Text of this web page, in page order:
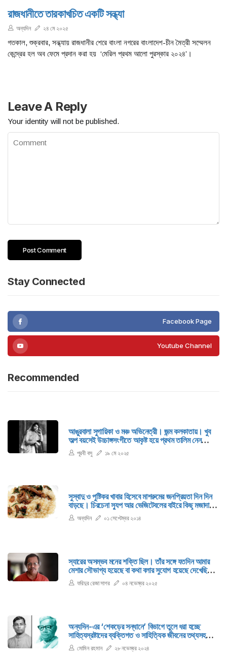
রাজধানীতে তারকাখচিত একটি সন্ধ্যা
অন্যদিন ২৪ মে ২০২৫
গতকাল, শুক্রবার, সন্ধ্যায় রাজধানীর শেরে বাংলা নগরের বাংলাদেশ-চীন মৈত্রী সম্মেলন
কেন্দ্রের হল অব ফেমে প্রদান করা হয় ‘মেরিল প্রথম আলো পুরস্কার ২০২৪’।
Leave A Reply
Your identity will not be published.
Stay Connected
Facebook Page
Youtube Channel
Recommended
আঙুরবালা সুগায়িকা ও মঞ্চ অভিনেত্রী। জন্ম কলকাতায়। খুব
অল্প বয়সেই উচ্চাঙ্গসংগীতে আকৃষ্ট হয়ে প্রথম তালিম নেন
বিখ্যাত গায়ক রামপ্রসাদ মিশ্রের কাছে।
পূরবী বসু ১৯ মে ২০২৫
সুস্বাদু ও পুষ্টিকর খাবার হিসেবে মাশরুমের জনপ্রিয়তা দিন দিন
বাড়ছে। চিরচেনা স্যুপ আর ভেজিটেবলের বাইরে কিছু মজাদার
রেসিপি দিয়েছেন অনুপমা হক স্বাতী।
অন্যদিন ০১ সেপ্টেম্বর ২০১৪
স্যারের অসম্ভব মনের শক্তি ছিল। তাঁর সঙ্গে যতদিন আমার
মেশার সৌভাগ্য হয়েছে বা কথা বলার সুযোগ হয়েছে দেখেছি
তিনি অসম্ভব রকম মানসিক শক্তির অধিকারী।
ফরিদুর রেজা সাগর ০৪ নভেম্বর ২০২৫
অন্যদিন-এর ‘শেকড়ের সন্ধানে’ বিভাগে তুলে ধরা হচ্ছে
সাহিত্যস্রষ্টাদের ব্যক্তিগত ও সাহিত্যিক জীবনের তথ্যসহ
তাঁদের জন্মভিটার পরিচিতি। আজ থাকছেন পল্লীকবি
জসীমউদ্দীন।
মোমিন রহমান ২৮ নভেম্বর ২০২৪